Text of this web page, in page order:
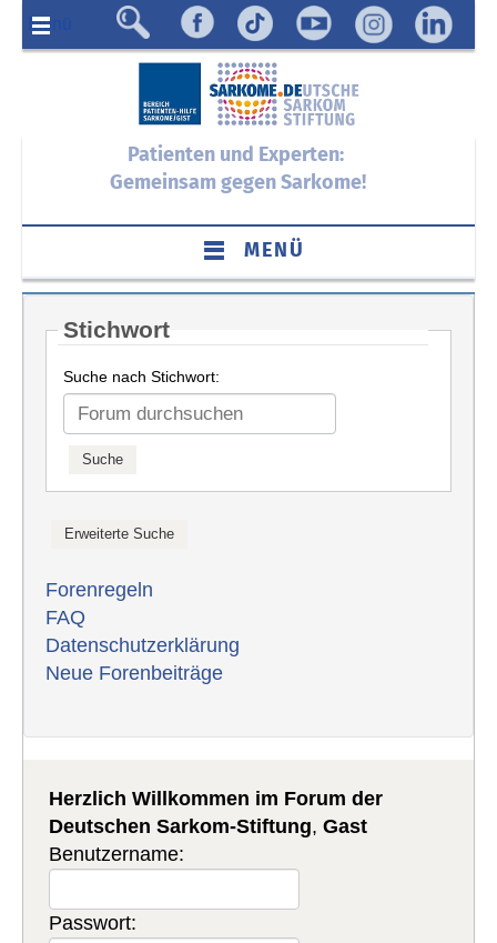
Menü
Patienten und Experten:
Gemeinsam gegen Sarkome!
MENÜ
Stichwort
Suche nach Stichwort:
Forenregeln
FAQ
Datenschutzerklärung
Neue Forenbeiträge
Herzlich Willkommen im Forum der
Deutschen Sarkom-Stiftung,Gast
Benutzername:
Passwort: